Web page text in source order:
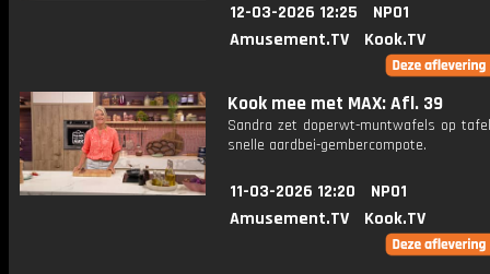
12-03-2026 12:25
NPO1
Amusement.TV
Kook.TV
Kook mee met MAX: Afl. 39
Sandra zet doperwt-muntwafels op
snelle aardbei-gembercompote.
11-03-2026 12:20
NPO1
Amusement.TV
Kook.TV